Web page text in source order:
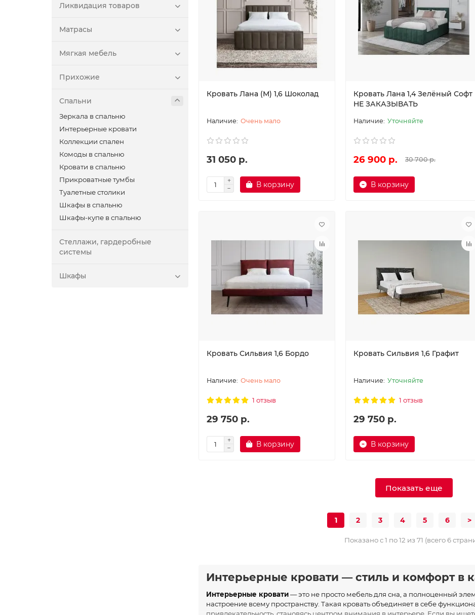
Ликвидация товаров
Матрасы
Мягкая мебель
Прихожие
Спальни
Зеркала в спальню
Интерьерные кровати
Коллекции спален
Комоды в спальню
Кровати в спальню
Прикроватные тумбы
Туалетные столики
Шкафы в спальню
Шкафы-купе в спальню
Стеллажи, гардеробные
системы
Шкафы
Кровать Лана (М) 1,6 Шоколад
Очень мало
31 050 р.
В корзину
Кровать Лана 1,4 Зелёный Софт
НЕ ЗАКАЗЫВАТЬ
Уточняйте
26 900 р. 30 700 р.
В корзину
Кровать Сильвия 1,6 Бордо
Очень мало
1 отзыв
29 750 р.
В корзину
Кровать Сильвия 1,6 Графит
Уточняйте
1 отзыв
29 750 р.
В корзину
Показать еще
1 2 3 4 5 6 >
Показано с 1 по 12 из 71 (всего 6
Интерьерные кровати — стиль и комфорт в
Интерьерные кровати— это не просто мебель для сна, а полноценный
настроение всему пространству. Такая кровать объединяет в себе